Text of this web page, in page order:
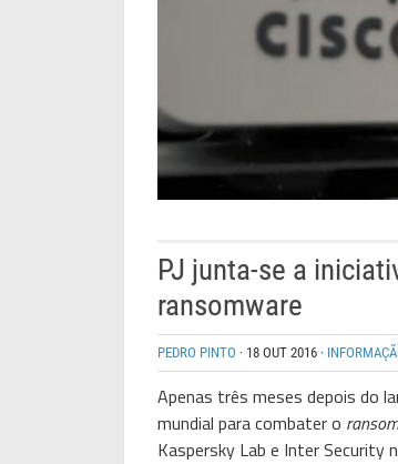
PJ junta-se a
ransomware
PEDRO PINTO · 18 OUT 2016 ·
Apenas três meses depois do
mundial para combater o
Kaspersky Lab e Inter Security